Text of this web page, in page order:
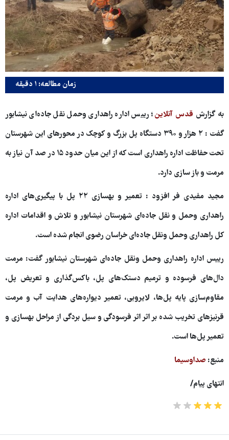
زمان مطالعه: ۱ دقیقه
به گزارش قدس آنلاین؛ رییس اداره راهداری وحمل نقل جاده‌ای نیشابور
گفت : ۲ هزار و ۳۹۰ دستگاه پل بزرگ و کوچک در محورهای این شهرستان
تحت حفاظت اداره راهداری است که از این میان حدود ۱۵ در صد آن نیاز به
مرمت و باز سازی دارد.
مجید مفیدی فر افزود : تعمیر و بهسازی ۲۲ پل با پیگیری‌های اداره
راهداری وحمل و نقل جاده‌ای شهرستان نیشابور و تلاش و اقدامات اداره
کل راهداری وحمل ونقل جاده‌ای خراسان رضوی انجام شده است.
رییس اداره راهداری وحمل ونقل جاده‌ای شهرستان نیشابور گفت: مرمت
دال‌های فرسوده و ترمیم دستک‌های پل، باکس‌گذاری و تعریض پل،
مقاوم‌سازی پایه پل‌ها، لایروبی، تعمیر دیواره‌های هدایت آب و مرمت
قرنیزهای تخریب شده بر اثر اثر فرسودگی و سیل بردگی از مراحل بهسازی و
تعمیر پل‌ها است.
منبع: صداوسیما
انتهای پیام/